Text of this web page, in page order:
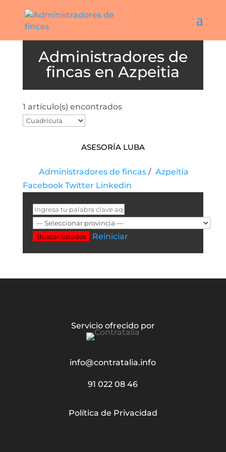
Azpeitia
1 artículo(s) encontrados
Asesoría Luba
Administradores de fincas / Azpeitia
Facebook Twitter Linkedin
Buscar listados Reiniciar
Servicio ofrecido por
info@contratalia.info
91 022 08 46
Política de Privacidad